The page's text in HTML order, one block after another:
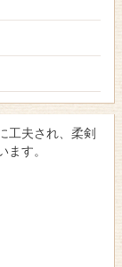
工夫され、柔剣
す。